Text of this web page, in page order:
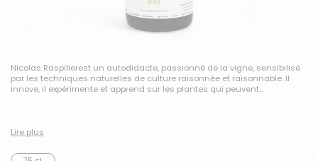
Nicolas Raspillerest un autodidacte, passionné de la vigne, sensibilisé
par les techniques naturelles de culture raisonnée et raisonnable. Il
innove, il expérimente et apprend sur les plantes qui peuvent...
Lire plus